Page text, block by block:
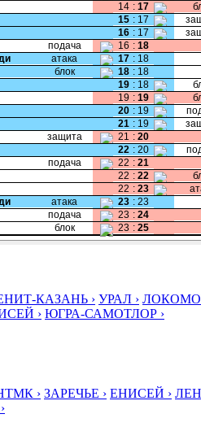
14 : 17
15 : 17
16 : 17
подача 16 : 18
атака 17 : 18
блок 18 : 18
19 : 18
19 : 19
20 : 19
21 : 19
защита 21 : 20
22 : 20
подача 22 : 21
22 : 22
22 : 23
атака 23 : 23
подача 23 : 24
блок 23 : 25
КАЗАНЬ › УРАЛ ›
› ЮГРА-САМОТЛОР ›
› ЗАРЕЧЬЕ › ЕНИСЕЙ ›